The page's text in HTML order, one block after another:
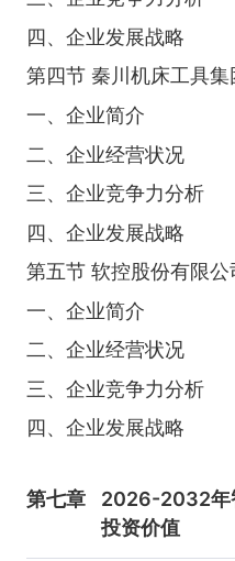
四、企业发展战略
第四节 秦川机床工具集
一、企业简介
二、企业经营状况
三、企业竞争力分析
四、企业发展战略
第五节 软控股份有限公
一、企业简介
二、企业经营状况
三、企业竞争力分析
四、企业发展战略
第七章
2026-2032年
投资价值